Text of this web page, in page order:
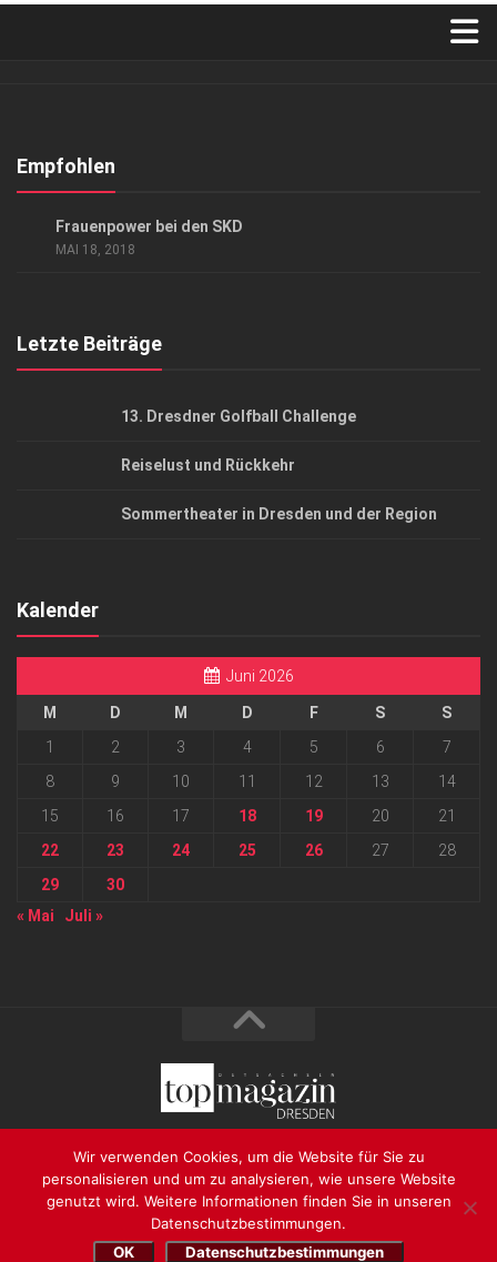
Kontakt, Impressum
Empfohlen
Frauenpower bei den SKD
MAI 18, 2018
Letzte Beiträge
13. Dresdner Golfball Challenge
Reiselust und Rückkehr
Sommertheater in Dresden und der Region
Kalender
Juni 2026
M D M D F S
S
1
2 3 4 5 6
7
8
9 10 11 12 13
14
15
16 17 18 19 20
21
22
23 24 25 26 27
28
29
30
« Mai
Juli »
2026 progressmedia Verlag & Werbeagentur GmbH • Bautzner
Landstraße 62 • 01324 Dresden
Wir verwenden Cookies, um die Website für Sie zu
personalisieren und um zu analysieren, wie unsere Website
genutzt wird. Weitere Informationen finden Sie in unseren
Datenschutzbestimmungen.
OK
Datenschutzbestimmungen